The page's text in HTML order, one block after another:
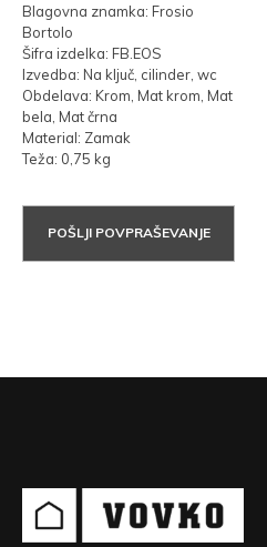
Blagovna znamka: Frosio
Bortolo
Šifra izdelka: FB.EOS
Izvedba: Na ključ, cilinder, wc
Obdelava: Krom, Mat krom, Mat
bela, Mat črna
Material: Zamak
Teža: 0,75 kg
POŠLJI POVPRAŠEVANJE